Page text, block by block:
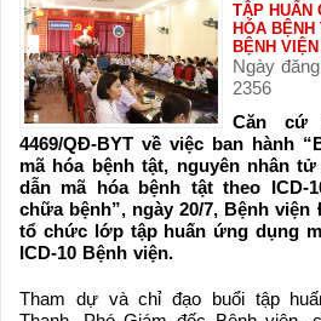
TẬP HUẤN
HÓA BỆNH
BỆNH
Ngày
2356
Căn cứ
4469/QĐ-BYT về việc ban hành
mã hóa bệnh tật, nguyên nhân
dẫn mã hóa bệnh tật theo
chữa bệnh”, ngày 20/7, Bệnh
tổ chức lớp tập huấn ứng dụng
ICD-10 Bệnh viện.
Tham dự và chỉ đạo buổi tập